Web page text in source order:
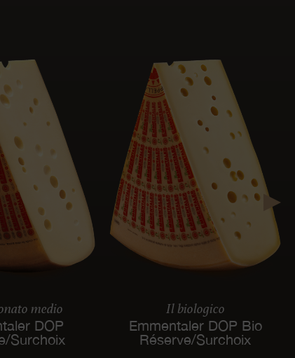
medio
DOP
Surchoix
Il biologico
Emmentaler DOP Bio
Réserve/Surchoix